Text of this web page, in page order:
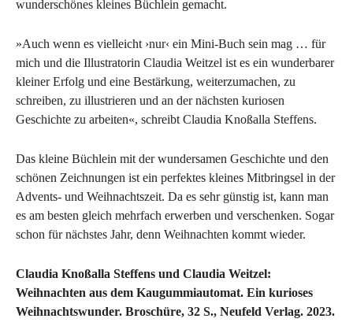
wunderschönes kleines Büchlein gemacht.
»Auch wenn es vielleicht ›nur‹ ein Mini-Buch sein mag … für
mich und die Illustratorin Claudia Weitzel ist es ein wunderbarer
kleiner Erfolg und eine Bestärkung, weiterzumachen, zu
schreiben, zu illustrieren und an der nächsten kuriosen
Geschichte zu arbeiten«, schreibt Claudia Knoßalla Steffens.
Das kleine Büchlein mit der wundersamen Geschichte und den
schönen Zeichnungen ist ein perfektes kleines Mitbringsel in der
Advents- und Weihnachtszeit. Da es sehr günstig ist, kann man
es am besten gleich mehrfach erwerben und verschenken. Sogar
schon für nächstes Jahr, denn Weihnachten kommt wieder.
Claudia Knoßalla Steffens und Claudia Weitzel:
Weihnachten aus dem Kaugummiautomat. Ein kurioses
Weihnachtswunder. Broschüre, 32 S., Neufeld Verlag. 2023.